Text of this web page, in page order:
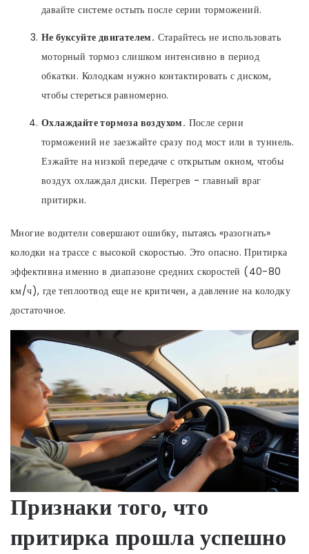
давайте системе остыть после серии торможений.
Не буксуйте двигателем. Старайтесь не использовать
моторный тормоз слишком интенсивно в период
обкатки. Колодкам нужно контактировать с диском,
чтобы стереться равномерно.
Охлаждайте тормоза воздухом. После серии
торможений не заезжайте сразу под мост или в туннель.
Езжайте на низкой передаче с открытым окном, чтобы
воздух охлаждал диски. Перегрев - главный враг
притирки.
Многие водители совершают ошибку, пытаясь «разогнать»
колодки на трассе с высокой скоростью. Это опасно. Притирка
эффективна именно в диапазоне средних скоростей (40-80
км/ч), где теплоотвод еще не критичен, а давление на колодку
достаточное.
Признаки того, что
притирка прошла успешно